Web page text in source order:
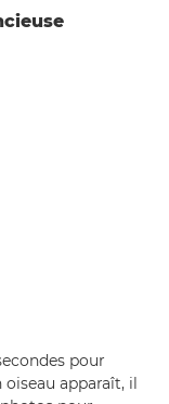
pour
apparaît, il